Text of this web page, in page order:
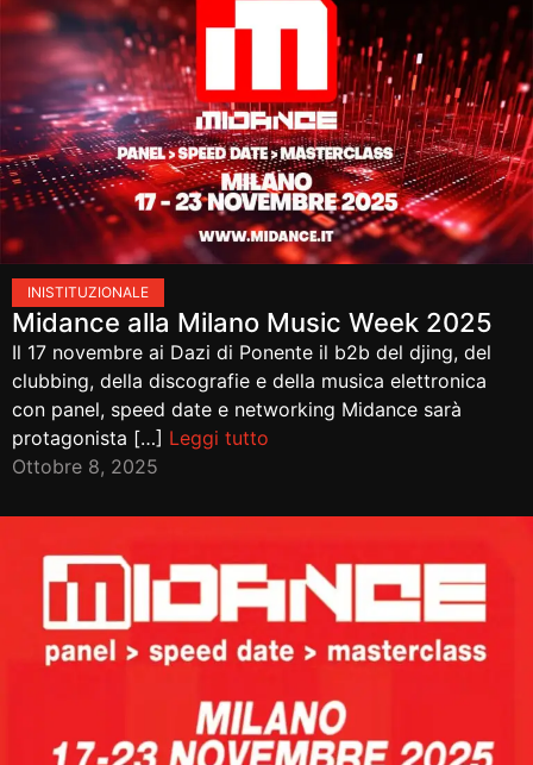
INISTITUZIONALE
Midance alla Milano Music Week 2025
Il 17 novembre ai Dazi di Ponente il b2b del djing, del
clubbing, della discografie e della musica elettronica
con panel, speed date e networking Midance sarà
protagonista […] Leggi tutto
Ottobre 8, 2025